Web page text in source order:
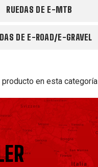
RUEDAS DE E-MTB
DE E-ROAD/E-GRAVEL
producto en esta categoría